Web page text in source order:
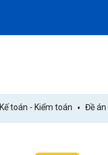
toán - Kiểm toán Đề